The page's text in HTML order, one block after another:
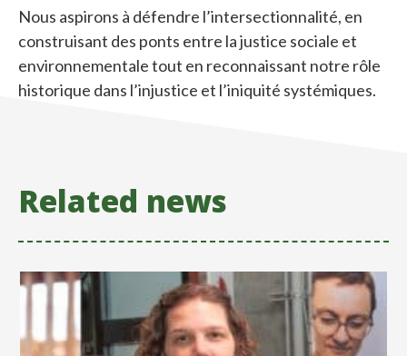
Nous aspirons à défendre l’intersectionnalité, en
construisant des ponts entre lajustice sociale et
environnementaletout en reconnaissant notre rôle
historique dans l’injustice et l’iniquité systémiques.
Related news